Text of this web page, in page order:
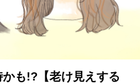
も!?【老け見えする